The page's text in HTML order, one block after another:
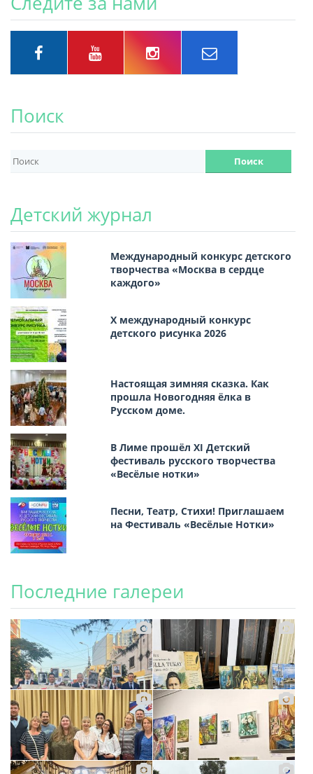
Поиск
Детский журнал
Международный конкурс детского
творчества «Москва в сердце
каждого»
Х международный конкурс
детского рисунка 2026
Настоящая зимняя сказка. Как
прошла Новогодняя ёлка в
Русском доме.
В Лиме прошёл XI Детский
фестиваль русского творчества
«Весёлые нотки»
Песни, Театр, Стихи! Приглашаем
на Фестиваль «Весёлые Нотки»
Последние галереи